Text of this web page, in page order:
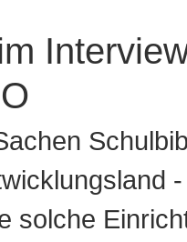
solche